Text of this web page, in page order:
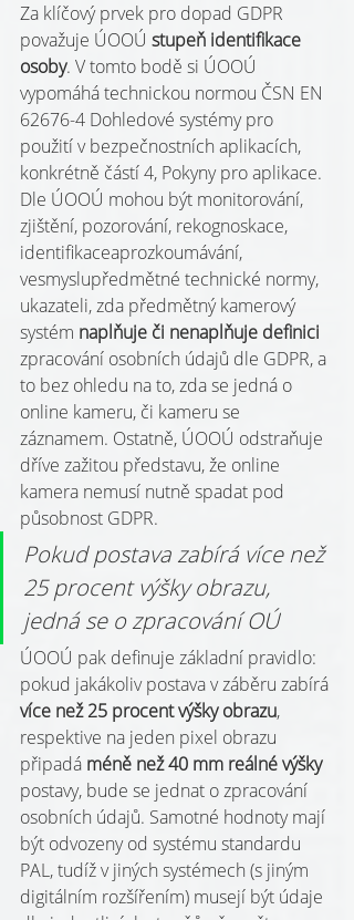
Za klíčový prvek pro dopad GDPR
považuje ÚOOÚ stupeň identifikace
osoby. V tomto bodě si ÚOOÚ
vypomáhá technickou normou ČSN EN
62676-4 Dohledové systémy pro
použití v bezpečnostních aplikacích,
konkrétně částí 4, Pokyny pro aplikace.
Dle ÚOOÚ mohou být monitorování,
zjištění, pozorování, rekognoskace,
identifikaceaprozkoumávání,
vesmyslupředmětné technické normy,
ukazateli, zda předmětný kamerový
systém naplňuje či nenaplňuje definici
zpracování osobních údajů dle GDPR, a
to bez ohledu na to, zda se jedná o
online kameru, či kameru se
záznamem. Ostatně, ÚOOÚ odstraňuje
dříve zažitou představu, že online
kamera nemusí nutně spadat pod
působnost GDPR.
Pokud postava zabírá více než
25 procent výšky obrazu,
jedná se o zpracování OÚ
ÚOOÚ pak definuje základní pravidlo:
pokud jakákoliv postava v záběru zabírá
více než 25 procent výšky obrazu,
respektive na jeden pixel obrazu
připadá méně než 40 mm reálné výšky
postavy, bude se jednat o zpracování
osobních údajů. Samotné hodnoty mají
být odvozeny od systému standardu
PAL, tudíž v jiných systémech (s jiným
digitálním rozšířením) musejí být údaje